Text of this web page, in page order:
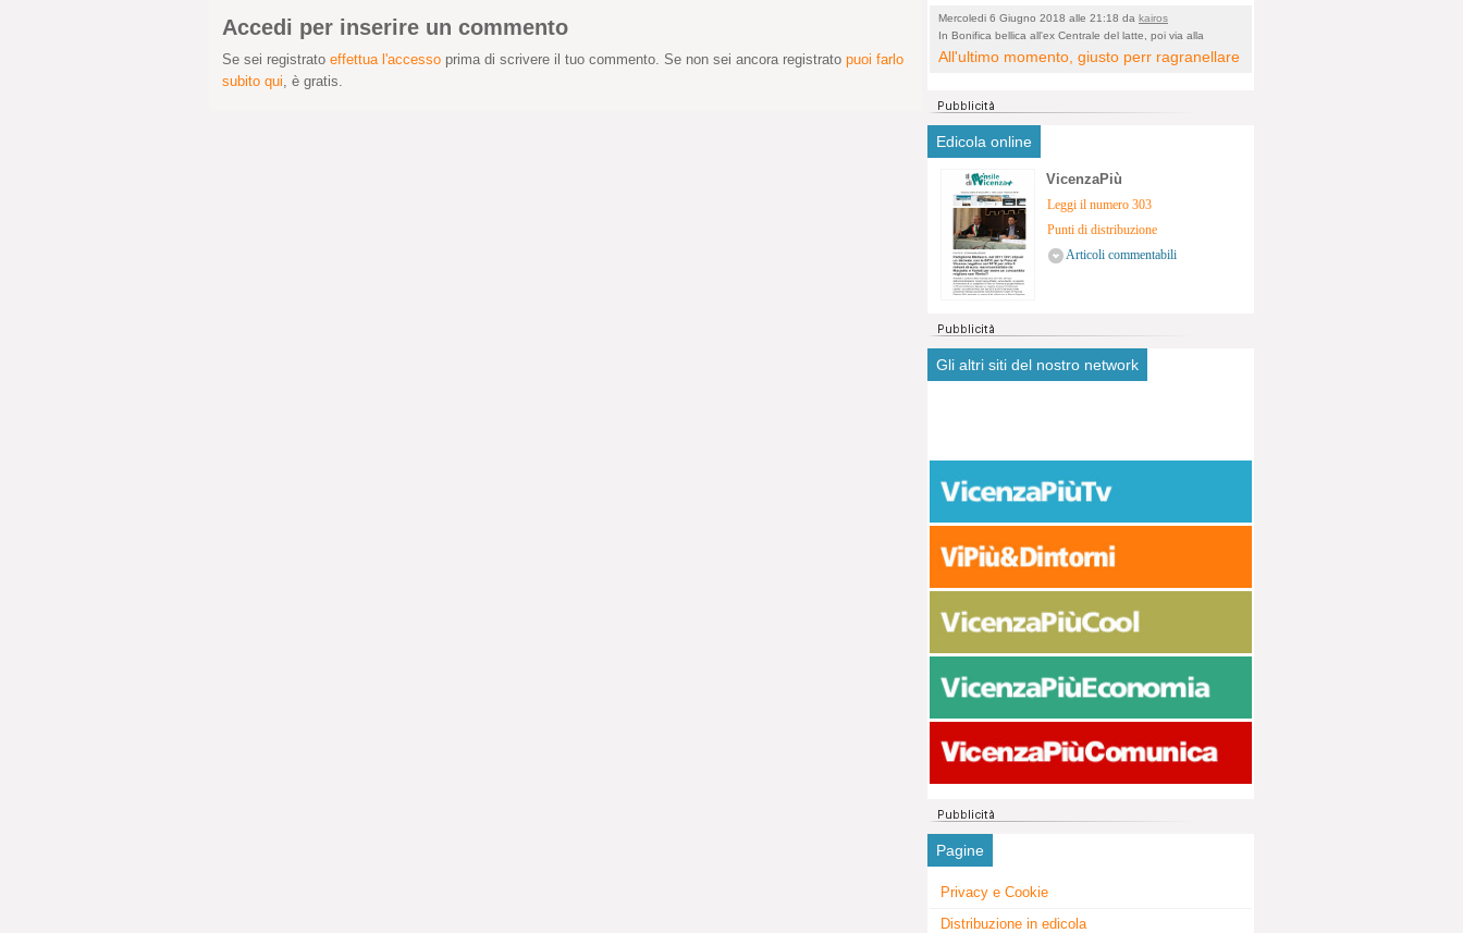
Accedi per inserire un commento
Se sei registrato effettua l'accesso prima di scrivere il tuo commento. Se non sei ancora registrato puoi farlo
subito qui , è gratis.
abitativi, vedi l'acquedotto romano di
Lobbia. Spero, che risorgive della Seriola,
non subiscano danni.
soffocata dal rumore dal traffico e smog
concentrato in 6 vie cittadine. complimenti
Mercoledi 6 Giugno 2018 alle 21:18 da kairos
In Bonifica bellica all'ex Centrale del latte, poi via alla
riqualificazione
All'ultimo momento, giusto perr ragranellare
prima?
Edicola online
VicenzaPiù
Leggi il numero 303
Punti di distribuzione
Articoli commentabili
Gli altri siti del nostro network
Pagine
Privacy e Cookie
Distribuzione in edicola